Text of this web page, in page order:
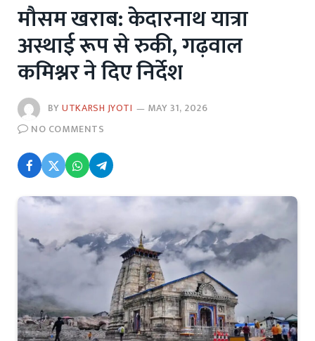
मौसम खराब: केदारनाथ यात्रा
अस्थाई रूप से रुकी, गढ़वाल
कमिश्नर ने दिए निर्देश
BYUTKARSH JYOTI
MAY 31, 2026
NO COMMENTS